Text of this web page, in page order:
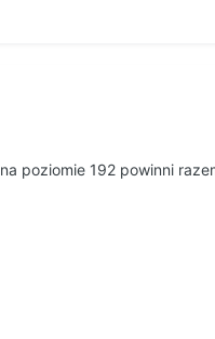
poziomie 192 powinni